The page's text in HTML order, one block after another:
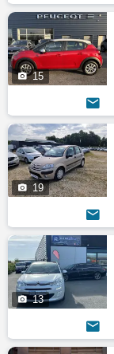
 15

 19

 13
